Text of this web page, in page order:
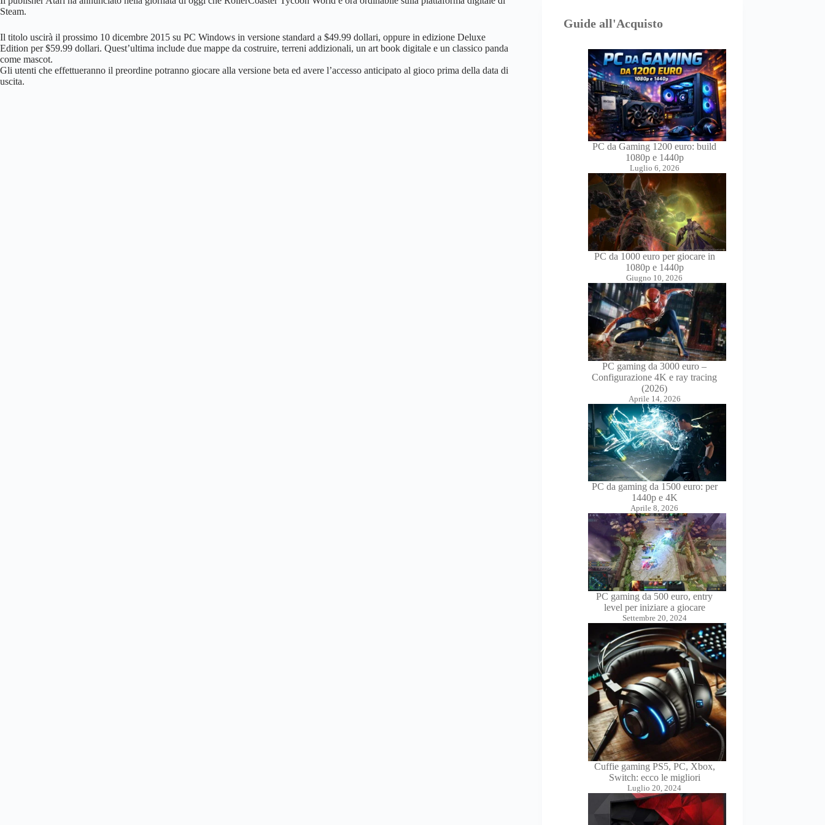
Steam.
Il titolo uscirà il prossimo 10 dicembre 2015 su PC Windows in versione standard a $49.99 dollari, oppure in edizione Deluxe
Edition per $59.99 dollari. Quest’ultima include due mappe da costruire, terreni addizionali, un art book digitale e un classico panda
come mascot.
Gli utenti che effettueranno il preordine potranno giocare alla versione beta ed avere l’accesso anticipato al gioco prima della data di
uscita.
Guide all'Acquisto
PC da Gaming 1200 euro: build
1080p e 1440p
Luglio 6, 2026
PC da 1000 euro per giocare in
1080p e 1440p
Giugno 10, 2026
PC gaming da 3000 euro –
Configurazione 4K e ray tracing
(2026)
Aprile 14, 2026
PC da gaming da 1500 euro: per
1440p e 4K
Aprile 8, 2026
PC gaming da 500 euro, entry
level per iniziare a giocare
Settembre 20, 2024
Cuffie gaming PS5, PC, Xbox,
Switch: ecco le migliori
Luglio 20, 2024